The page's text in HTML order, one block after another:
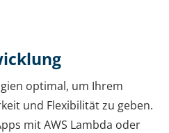
optimal, um Ihrem
und Flexibilität zu geben.
mit AWS Lambda oder